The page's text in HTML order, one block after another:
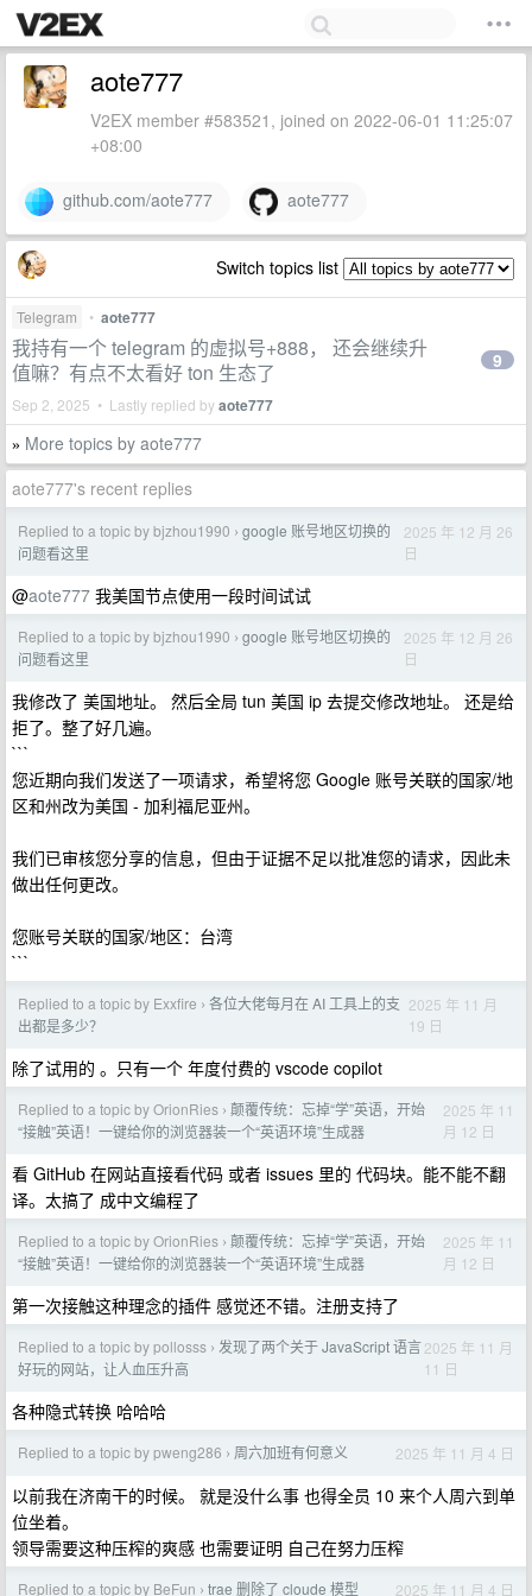
aote777
V2EX member #583521, joined on 2022-06-01 11:25:07
+08:00
github.com/aote777 aote777
Switch topics list
Telegram • aote777
我持有一个 telegram 的虚拟号+888， 还会继续升
值嘛？有点不太看好 ton 生态了
Sep 2, 2025 • Lastly replied byaote777
9
» More topics by aote777
aote777's recent replies
Replied to a topic by bjzhou1990 › google 账号地区切换的
问题看这里
2025 年 12 月 26
日
@aote777 我美国节点使用一段时间试试
Replied to a topic by bjzhou1990 › google 账号地区切换的
问题看这里
2025 年 12 月 26
日
我修改了 美国地址。 然后全局 tun 美国 ip 去提交修改地址。 还是给
拒了。整了好几遍。
```
您近期向我们发送了一项请求，希望将您 Google 账号关联的国家/地
区和州改为美国 - 加利福尼亚州。
我们已审核您分享的信息，但由于证据不足以批准您的请求，因此未
做出任何更改。
您账号关联的国家/地区：台湾
```
Replied to a topic by Exxfire › 各位大佬每月在 AI 工具上的支
出都是多少？
2025 年 11 月
19 日
除了试用的 。只有一个 年度付费的 vscode copilot
Replied to a topic by OrionRies › 颠覆传统：忘掉“学”英语，开始
“接触”英语！一键给你的浏览器装一个“英语环境”生成器
2025 年 11
月 12 日
看 GitHub 在网站直接看代码 或者 issues 里的 代码块。能不能不翻
译。太搞了 成中文编程了
Replied to a topic by OrionRies › 颠覆传统：忘掉“学”英语，开始
“接触”英语！一键给你的浏览器装一个“英语环境”生成器
2025 年 11
月 12 日
第一次接触这种理念的插件 感觉还不错。注册支持了
Replied to a topic by pollosss › 发现了两个关于 JavaScript 语言
好玩的网站，让人血压升高
2025 年 11 月
11 日
各种隐式转换 哈哈哈
Replied to a topic by pweng286 › 周六加班有何意义 2025 年 11 月 4 日
以前我在济南干的时候。 就是没什么事 也得全员 10 来个人周六到单
位坐着。
领导需要这种压榨的爽感 也需要证明 自己在努力压榨
Replied to a topic by BeFun › trae 删除了 cloude 模型 2025 年 11 月 4 日